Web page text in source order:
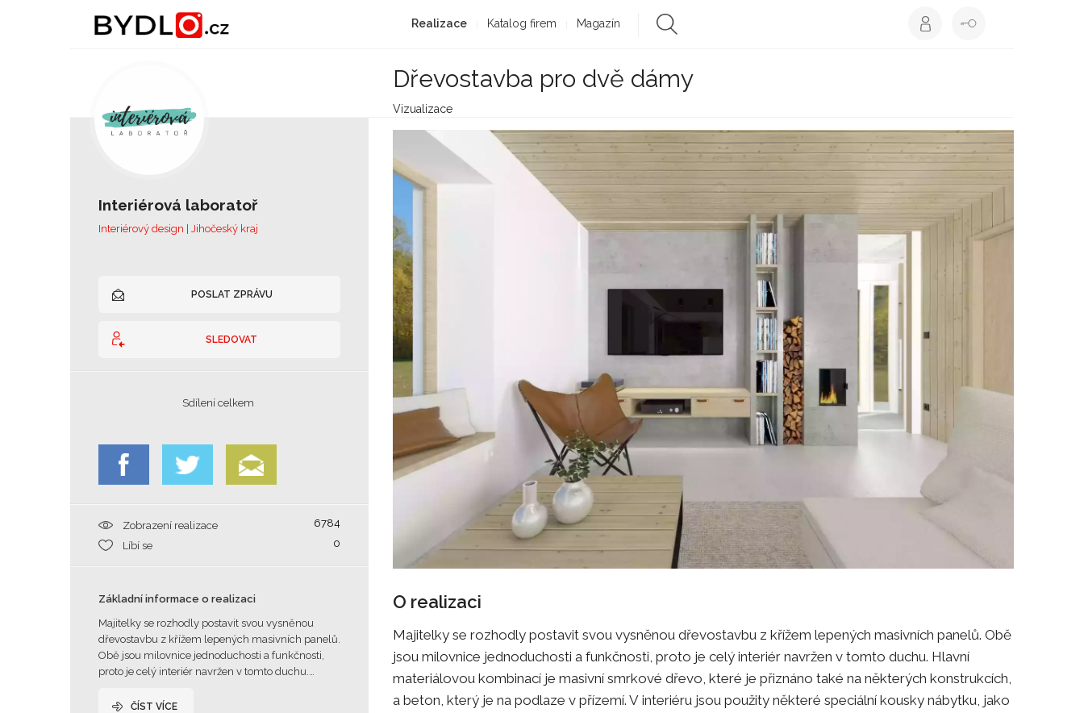
Realizace Katalog firem Magazín
Dřevostavba pro dvě dámy
Vizualizace
Interiérová laboratoř
Interiérový design | Jihočeský kraj
POSLAT ZPRÁVU
SLEDOVAT
Sdílení celkem
Zobrazení realizace
6784
Líbí se
0
Základní informace o realizaci
Majitelky se rozhodly postavit svou vysněnou
dřevostavbu z křížem lepených masivních panelů.
Obě jsou milovnice jednoduchosti a funkčnosti,
proto je celý interiér navržen v tomto duchu.…
ČÍST VÍCE
O realizaci
Majitelky se rozhodly postavit svou vysněnou dřevostavbu z křížem lepených masivních panelů. Obě
jsou milovnice jednoduchosti a funkčnosti, proto je celý interiér navržen v tomto duchu. Hlavní
materiálovou kombinací je masivní smrkové dřevo, které je přiznáno také na některých konstrukcích,
a beton, který je na podlaze v přízemí. V interiéru jsou použity některé speciální kousky nábytku, jako